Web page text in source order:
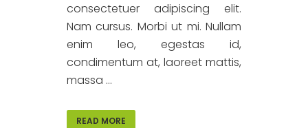
consectetuer adipiscing elit.
Nam cursus. Morbi ut mi. Nullam
enim leo, egestas id,
condimentum at, laoreet mattis,
massa ...
READ MORE